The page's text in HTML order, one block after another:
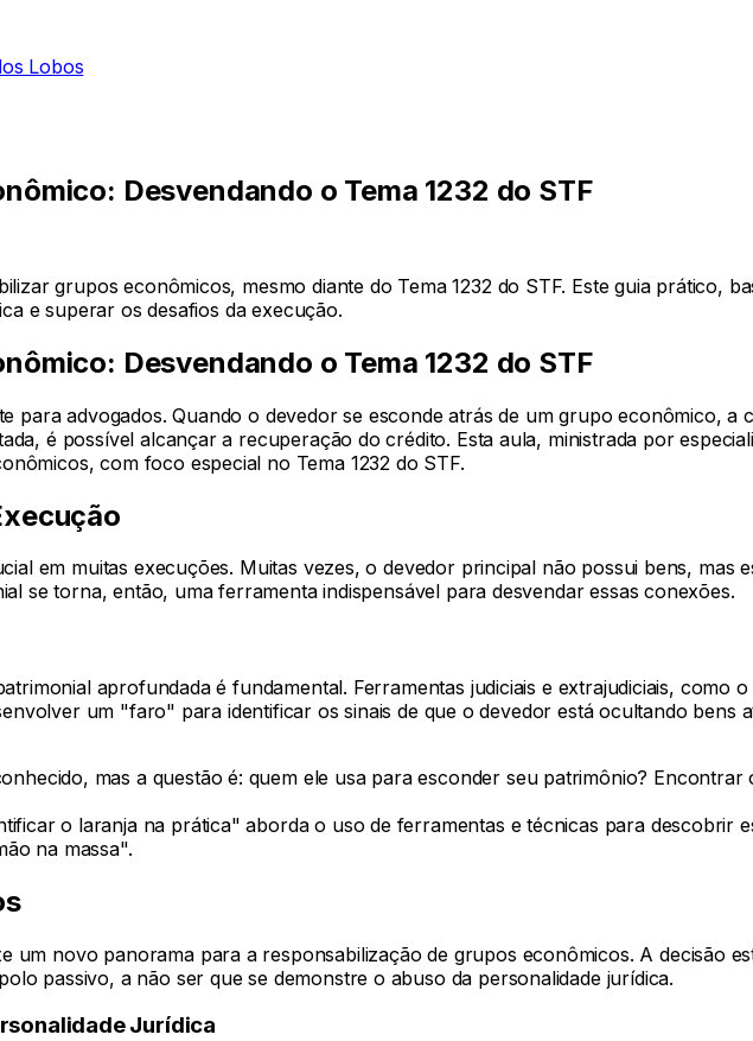
Lobos
Desvendando o Tema 1232 do STF
grupos econômicos, mesmo diante do Tema 1232 do STF. Este guia prático,
e superar os desafios da execução.
Desvendando o Tema 1232 do STF
para advogados. Quando o devedor se esconde atrás de um grupo econômico, a
é possível alcançar a recuperação do crédito. Esta aula, ministrada por
com foco especial no Tema 1232 do STF.
em muitas execuções. Muitas vezes, o devedor principal não possui bens, mas
se torna, então, uma ferramenta indispensável para desvendar essas conexões.
aprofundada é fundamental. Ferramentas judiciais e extrajudiciais, como
um "faro" para identificar os sinais de que o devedor está ocultando bens
mas a questão é: quem ele usa para esconder seu patrimônio? Encontrar
o laranja na prática" aborda o uso de ferramentas e técnicas para descobrir
na massa".
um novo panorama para a responsabilização de grupos econômicos. A decisão
passivo, a não ser que se demonstre o abuso da personalidade jurídica.
Jurídica